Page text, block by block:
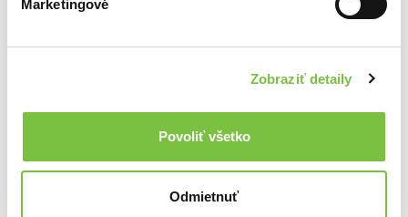
Marketingové
Zobraziť detaily
Povoliť všetko
Odmietnuť
15,70€ 15,40€
Viac z tejto kategórie